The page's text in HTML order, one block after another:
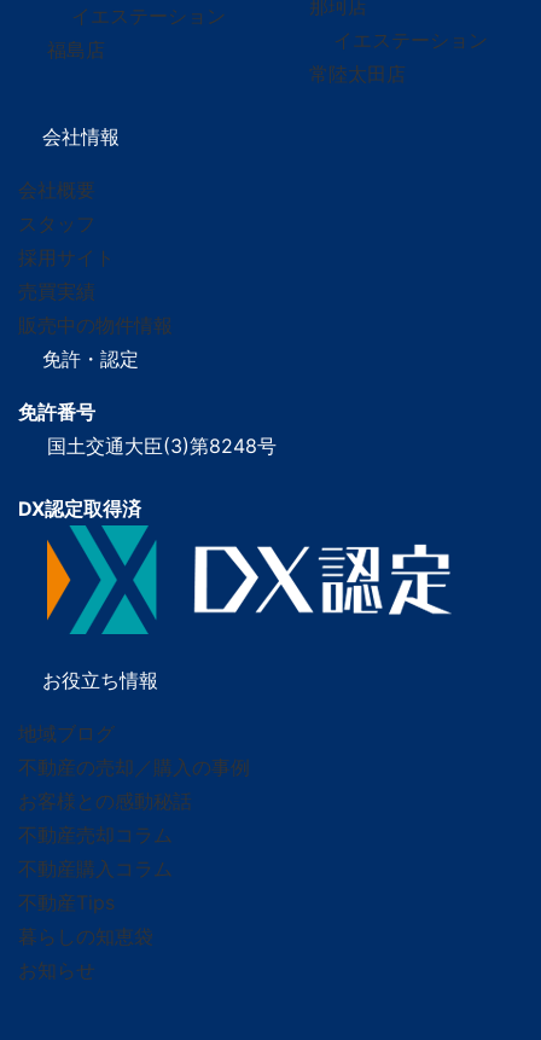
イエステーション
福島店
那珂店
イエステーション
常陸太田店
会社情報
会社概要
スタッフ
採用サイト
売買実績
販売中の物件情報
免許・認定
免許番号
国土交通大臣(3)第8248号
DX認定取得済
お役立ち情報
地域ブログ
不動産の売却／購入の事例
お客様との感動秘話
不動産売却コラム
不動産購入コラム
不動産Tips
暮らしの知恵袋
お知らせ